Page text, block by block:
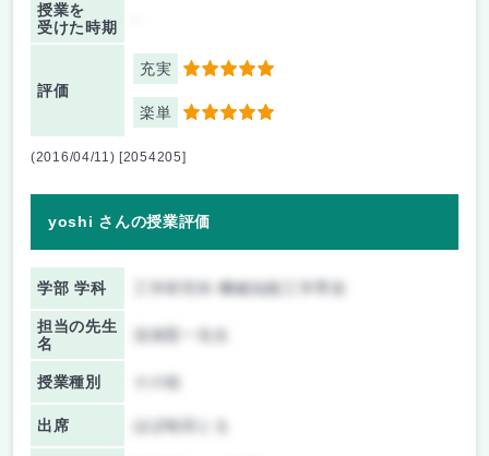
授業を
受けた時期
評価
充実 5
楽単 5
(2016/04/11) [2054205]
yoshi さんの授業評価
学部 学科 工学研究科 機械知能工学専攻
担当の先生
名
授業種別 その他
出席 ほぼ毎回とる